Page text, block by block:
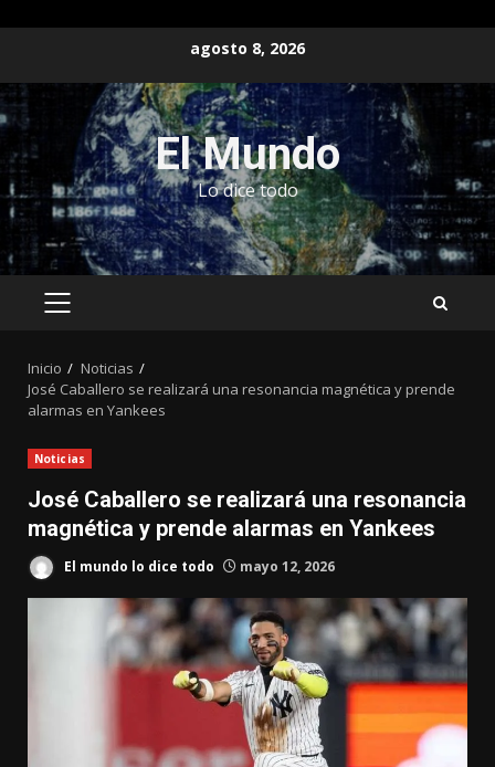
contenido
agosto 8, 2026
El Mundo
Lo dice todo
MENÚ
Inicio
Noticias
José Caballero se realizará una resonancia magnética y prende
alarmas en Yankees
Noticias
José Caballero se realizará una resonancia
magnética y prende alarmas en Yankees
El mundo lo dice todo mayo 12, 2026